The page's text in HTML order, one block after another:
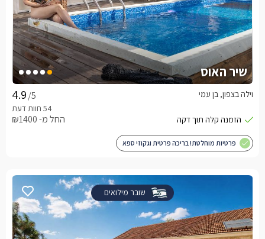
שיר האוס
/5 וילה בצפון, בן עמי
החל מ- ₪1400
פרטיות מוחלטת! בריכה פרטית וגקוזי ספא
שובר מילואים